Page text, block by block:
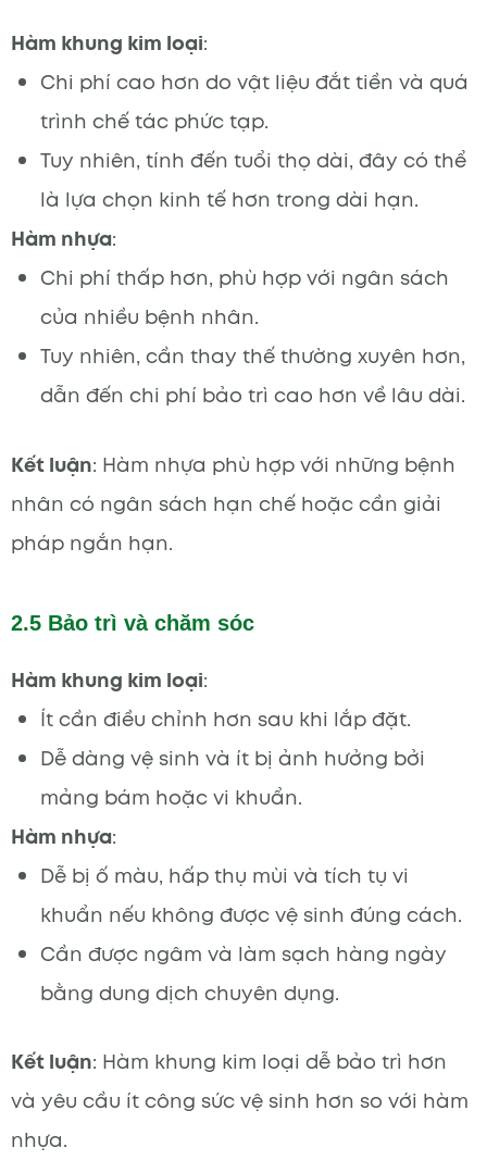
Hàm khung kim loại:
Chi phí cao hơn do vật liệu đắt tiền và quá
trình chế tác phức tạp.
Tuy nhiên, tính đến tuổi thọ dài, đây có thể
là lựa chọn kinh tế hơn trong dài hạn.
Hàm nhựa:
Chi phí thấp hơn, phù hợp với ngân sách
của nhiều bệnh nhân.
Tuy nhiên, cần thay thế thường xuyên hơn,
dẫn đến chi phí bảo trì cao hơn về lâu dài.
Kết luận: Hàm nhựa phù hợp với những bệnh
nhân có ngân sách hạn chế hoặc cần giải
pháp ngắn hạn.
2.5 Bảo trì và chăm sóc
Hàm khung kim loại:
Ít cần điều chỉnh hơn sau khi lắp đặt.
Dễ dàng vệ sinh và ít bị ảnh hưởng bởi
mảng bám hoặc vi khuẩn.
Hàm nhựa:
Dễ bị ố màu, hấp thụ mùi và tích tụ vi
khuẩn nếu không được vệ sinh đúng cách.
Cần được ngâm và làm sạch hàng ngày
bằng dung dịch chuyên dụng.
Kết luận: Hàm khung kim loại dễ bảo trì hơn
và yêu cầu ít công sức vệ sinh hơn so với hàm
nhựa.